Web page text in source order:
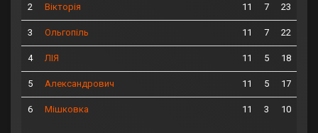
2 Вікторія 11 7 23
3 Ольгопіль 11 7 22
4 ЛІЯ 11 5 18
5 Александрович 11 5 17
6 Мішковка 11 3 10